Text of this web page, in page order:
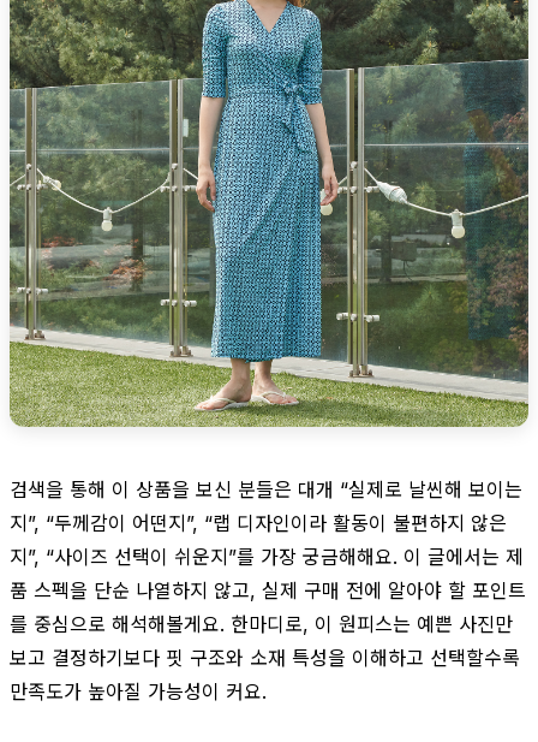
검색을 통해 이 상품을 보신 분들은 대개 “실제로 날씬해 보이는
지”, “두께감이 어떤지”, “랩 디자인이라 활동이 불편하지 않은
지”, “사이즈 선택이 쉬운지”를 가장 궁금해해요. 이 글에서는 제
품 스펙을 단순 나열하지 않고, 실제 구매 전에 알아야 할 포인트
를 중심으로 해석해볼게요. 한마디로, 이 원피스는 예쁜 사진만
보고 결정하기보다 핏 구조와 소재 특성을 이해하고 선택할수록
만족도가 높아질 가능성이 커요.